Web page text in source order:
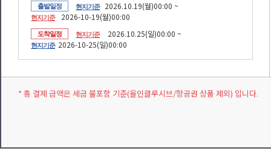
출발일정 현지기준 2026.10.19(월)00:00 ~
현지기준 2026-10-19(월)00:00
도착일정 현지기준 2026.10.25(일)00:00 ~
현지기준 2026-10-25(일)00:00
* 총 결제 금액은 세금 불포함 기준(올인클루시브/항공권 상품 제외) 입니다.